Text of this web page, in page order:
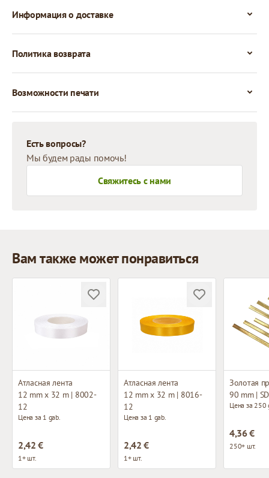
Информация о доставке
Политика возврата
Возможности печати
Есть вопросы?
Мы будем рады помочь!
Свяжитесь с нами
Вам также может понравиться
Атласная лента
12 mm x 32 m | 8002-
12
Цена за 1 gab.
2,42 €
1+ шт.
Атласная лента
12 mm x 32 m | 8016-
12
Цена за 1 gab.
2,42 €
1+ шт.
Золотая
90 mm |
Цена за 250
4,36 €
250+ шт.